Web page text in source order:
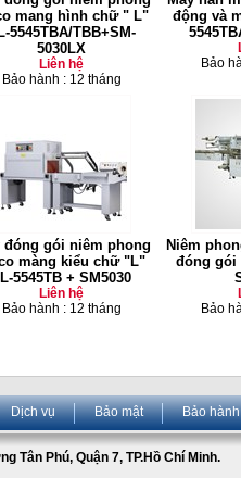
mang hình chữ " L"
5545TBA/TBB+SM-
5030LX
Liên hệ
Bảo hành : 12 tháng
động và
Bảo
đóng gói niêm phong
màng kiểu chữ "L"
5545TB + SM5030
Liên hệ
Bảo hành : 12 tháng
Niêm
đóng gói
Bảo
Dịch vụ Bảo mật Bảo hành
Tân Phú, Quận 7, TP.Hồ Chí Minh.